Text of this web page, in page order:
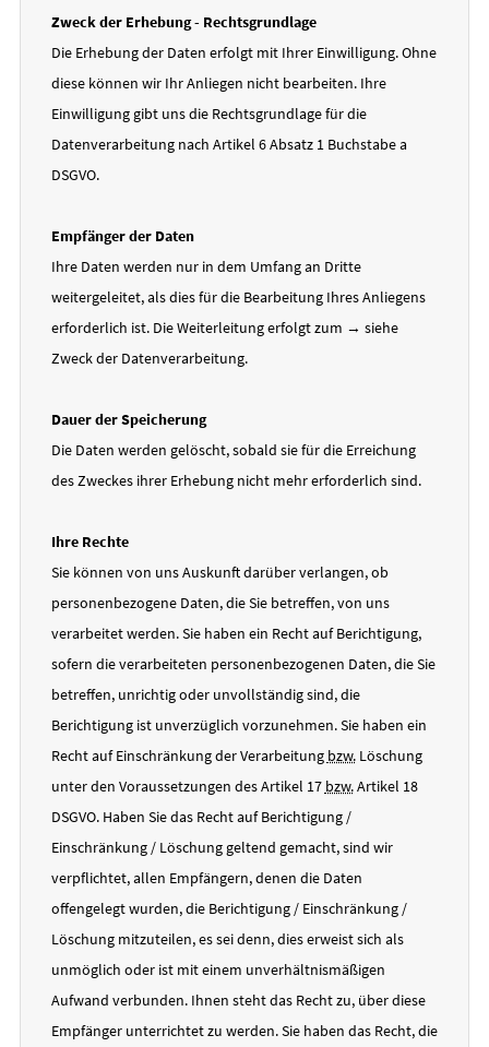
Zweck der Erhebung - Rechtsgrundlage
Die Erhebung der Daten erfolgt mit Ihrer Einwilligung. Ohne
diese können wir Ihr Anliegen nicht bearbeiten. Ihre
Einwilligung gibt uns die Rechtsgrundlage für die
Datenverarbeitung nach Artikel 6 Absatz 1 Buchstabe a
DSGVO.
Empfänger der Daten
Ihre Daten werden nur in dem Umfang an Dritte
weitergeleitet, als dies für die Bearbeitung Ihres Anliegens
erforderlich ist. Die Weiterleitung erfolgt zum → siehe
Zweck der Datenverarbeitung.
Dauer der Speicherung
Die Daten werden gelöscht, sobald sie für die Erreichung
des Zweckes ihrer Erhebung nicht mehr erforderlich sind.
Ihre Rechte
Sie können von uns Auskunft darüber verlangen, ob
personenbezogene Daten, die Sie betreffen, von uns
verarbeitet werden. Sie haben ein Recht auf Berichtigung,
sofern die verarbeiteten personenbezogenen Daten, die Sie
betreffen, unrichtig oder unvollständig sind, die
Berichtigung ist unverzüglich vorzunehmen. Sie haben ein
Recht auf Einschränkung der Verarbeitung bzw.Löschung
unter den Voraussetzungen des Artikel 17 bzw.Artikel 18
DSGVO. Haben Sie das Recht auf Berichtigung /
Einschränkung / Löschung geltend gemacht, sind wir
verpflichtet, allen Empfängern, denen die Daten
offengelegt wurden, die Berichtigung / Einschränkung /
Löschung mitzuteilen, es sei denn, dies erweist sich als
unmöglich oder ist mit einem unverhältnismäßigen
Aufwand verbunden. Ihnen steht das Recht zu, über diese
Empfänger unterrichtet zu werden. Sie haben das Recht, die